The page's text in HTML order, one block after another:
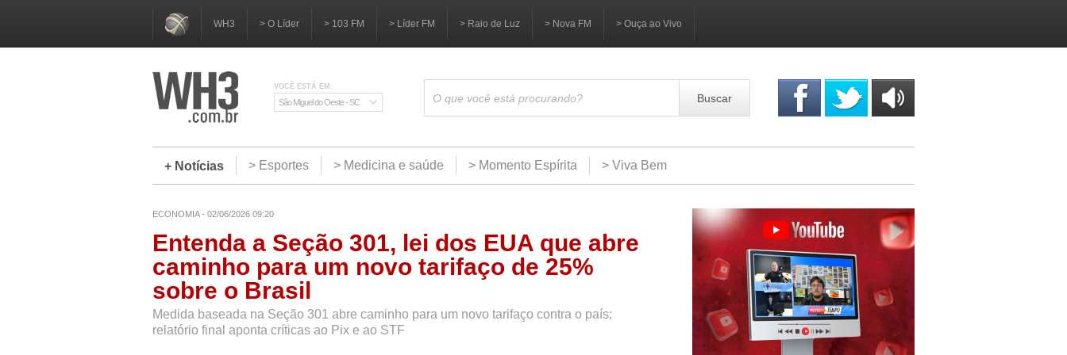
WH3 > O Líder > 103 FM > Líder FM > Raio de Luz > Nova FM > Ouça ao Vivo
VOCÊ ESTÁ EM:
São Miguel do Oeste - SC Buscar
+ Notícias
> Esportes > Medicina e saúde > Momento Espírita > Viva Bem
ECONOMIA - 02/06/2026 09:20
Entenda a Seção 301, lei dos EUA que abre
caminho para um novo tarifaço de 25%
sobre o Brasil
Medida baseada na Seção 301 abre caminho para um novo tarifaço contra o país;
relatório final aponta críticas ao Pix e ao STF